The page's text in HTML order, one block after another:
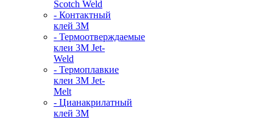
Scotch Weld
- Контактный
клей 3M
- Термоотверждаемые
клеи 3М Jet-
Weld
- Термоплавкие
клеи 3М Jet-
Melt
- Цианакрилатный
клей 3М